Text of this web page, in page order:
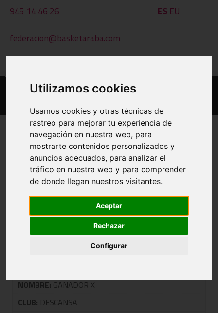
Utilizamos cookies
Usamos cookies y otras técnicas de
rastreo para mejorar tu experiencia de
navegación en nuestra web, para
mostrarte contenidos personalizados y
anuncios adecuados, para analizar el
tráfico en nuestra web y para comprender
de donde llegan nuestros visitantes.
Aceptar
Rechazar
Configurar
945 14 46 26
federacion@basketaraba.com
ES EU
EGUTEGIAK ETA EMAITZAK
INPRIMATU
BESTE TALDE BAT IKUSI
TALDEA: 0806 FINAL COPA SENIOR
NOMBRE: GANADOR X
CLUB: DESCANSA